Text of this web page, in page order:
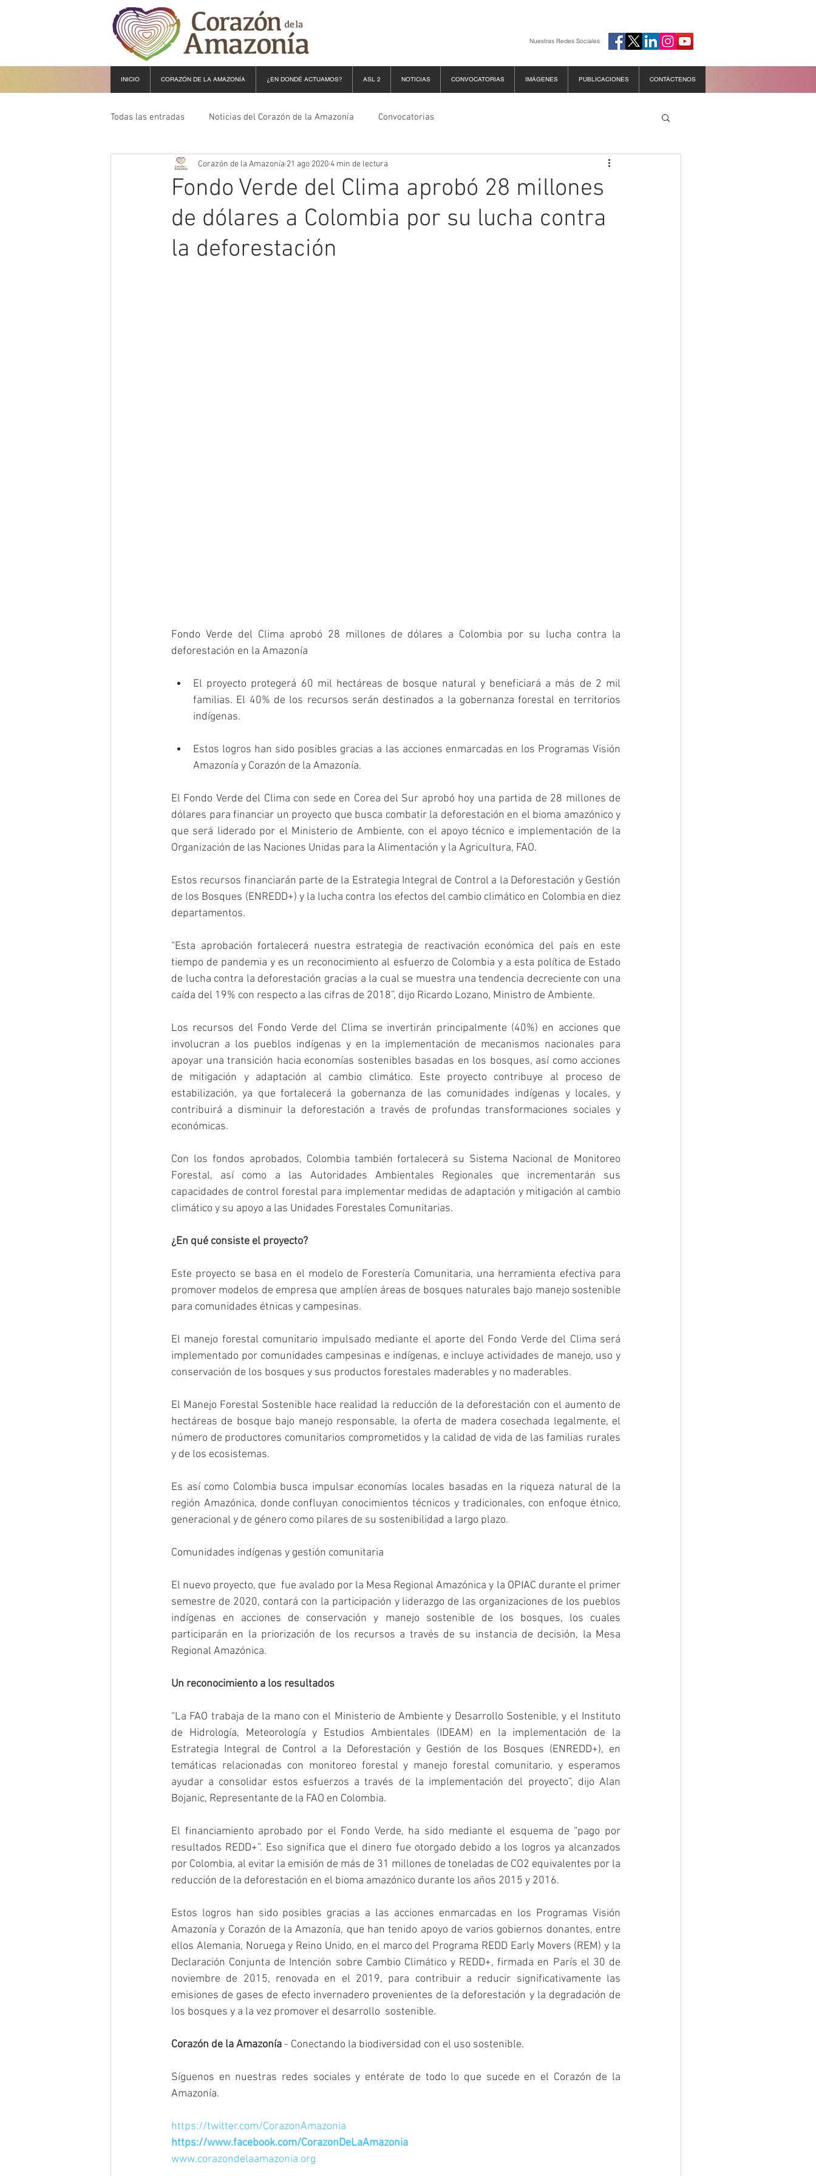
Nuestras Redes Sociales
Todas las entradas Noticias del Corazón de la Amazonía Convocatorias
Fondo Verde del Clima aprobó 28 millones
de dólares a Colombia por su lucha contra
la deforestación
Corazón de la Amazonía 21 ago 20204 min de lectura
Fondo Verde del Clima aprobó 28 millones de dólares a Colombia por su lucha contra la
deforestación en la Amazonía
El proyecto protegerá 60 mil hectáreas de bosque natural y beneficiará a más de 2 mil
familias. El 40% de los recursos serán destinados a la gobernanza forestal en territorios
indígenas.
Estos logros han sido posibles gracias a las acciones enmarcadas en los Programas Visión
Amazonía y Corazón de la Amazonía.
El Fondo Verde del Clima con sede en Corea del Sur aprobó hoy una partida de 28 millones de
dólares para financiar un proyecto que busca combatir la deforestación en el bioma amazónico y
que será liderado por el Ministerio de Ambiente, con el apoyo técnico e implementación de la
Organización de las Naciones Unidas para la Alimentación y la Agricultura, FAO.
Estos recursos financiarán parte de la Estrategia Integral de Control a la Deforestación y Gestión
de los Bosques (ENREDD+) y la lucha contra los efectos del cambio climático en Colombia en diez
departamentos.
“Esta aprobación fortalecerá nuestra estrategia de reactivación económica del país en este
tiempo de pandemia y es un reconocimiento al esfuerzo de Colombia y a esta política de Estado
de lucha contra la deforestación gracias a la cual se muestra una tendencia decreciente con una
caída del 19% con respecto a las cifras de 2018”, dijo Ricardo Lozano, Ministro de Ambiente.
Los recursos del Fondo Verde del Clima se invertirán principalmente (40%) en acciones que
involucran a los pueblos indígenas y en la implementación de mecanismos nacionales para
apoyar una transición hacia economías sostenibles basadas en los bosques, así como acciones
de mitigación y adaptación al cambio climático. Este proyecto contribuye al proceso de
estabilización, ya que fortalecerá la gobernanza de las comunidades indígenas y locales, y
contribuirá a disminuir la deforestación a través de profundas transformaciones sociales y
económicas.
Con los fondos aprobados, Colombia también fortalecerá su Sistema Nacional de Monitoreo
Forestal, así como a las Autoridades Ambientales Regionales que incrementarán sus
capacidades de control forestal para implementar medidas de adaptación y mitigación al cambio
climático y su apoyo a las Unidades Forestales Comunitarias.
¿En qué consiste el proyecto?
Este proyecto se basa en el modelo de Forestería Comunitaria, una herramienta efectiva para
promover modelos de empresa que amplíen áreas de bosques naturales bajo manejo sostenible
para comunidades étnicas y campesinas.
El manejo forestal comunitario impulsado mediante el aporte del Fondo Verde del Clima será
implementado por comunidades campesinas e indígenas, e incluye actividades de manejo, uso y
conservación de los bosques y sus productos forestales maderables y no maderables.
El Manejo Forestal Sostenible hace realidad la reducción de la deforestación con el aumento de
hectáreas de bosque bajo manejo responsable, la oferta de madera cosechada legalmente, el
número de productores comunitarios comprometidos y la calidad de vida de las familias rurales
y de los ecosistemas.
Es así como Colombia busca impulsar economías locales basadas en la riqueza natural de la
región Amazónica, donde confluyan conocimientos técnicos y tradicionales, con enfoque étnico,
generacional y de género como pilares de su sostenibilidad a largo plazo.
Comunidades indígenas y gestión comunitaria
El nuevo proyecto, que  fue avalado por la Mesa Regional Amazónica y la OPIAC durante el primer
semestre de 2020, contará con la participación y liderazgo de las organizaciones de los pueblos
indígenas en acciones de conservación y manejo sostenible de los bosques, los cuales
participarán en la priorización de los recursos a través de su instancia de decisión, la Mesa
Regional Amazónica.
Un reconocimiento a los resultados
“La FAO trabaja de la mano con el Ministerio de Ambiente y Desarrollo Sostenible, y el Instituto
de Hidrología, Meteorología y Estudios Ambientales (IDEAM) en la implementación de la
Estrategia Integral de Control a la Deforestación y Gestión de los Bosques (ENREDD+), en
temáticas relacionadas con monitoreo forestal y manejo forestal comunitario, y esperamos
ayudar a consolidar estos esfuerzos a través de la implementación del proyecto”, dijo Alan
Bojanic, Representante de la FAO en Colombia.
El financiamiento aprobado por el Fondo Verde, ha sido mediante el esquema de “pago por
resultados REDD+”. Eso significa que el dinero fue otorgado debido a los logros ya alcanzados
por Colombia, al evitar la emisión de más de 31 millones de toneladas de CO2 equivalentes por la
reducción de la deforestación en el bioma amazónico durante los años 2015 y 2016.
Estos logros han sido posibles gracias a las acciones enmarcadas en los Programas Visión
Amazonía y Corazón de la Amazonía, que han tenido apoyo de varios gobiernos donantes, entre
ellos Alemania, Noruega y Reino Unido, en el marco del Programa REDD Early Movers (REM) y la
Declaración Conjunta de Intención sobre Cambio Climático y REDD+, firmada en París el 30 de
noviembre de 2015, renovada en el 2019, para contribuir a reducir significativamente las
emisiones de gases de efecto invernadero provenientes de la deforestación y la degradación de
los bosques y a la vez promover el desarrollo  sostenible.
Corazón de la Amazonía - Conectando la biodiversidad con el uso sostenible.
Síguenos en nuestras redes sociales y entérate de todo lo que sucede en el Corazón de la
Amazonía.
https://twitter.com/CorazonAmazonia
https://www.facebook.com/CorazonDeLaAmazonia
www.corazondelaamazonia.org
INICIO CORAZÓN DE LA AMAZONÍA ¿EN DONDÉ ACTUAMOS? ASL 2 NOTICIAS CONVOCATORIAS IMÁGENES PUBLICACIONES CONTÁCTENOS